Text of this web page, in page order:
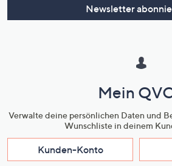
Newsletter
Mein
Verwalte deine persönlichen Daten und
Wunschliste in deinem
Kunden-Konto